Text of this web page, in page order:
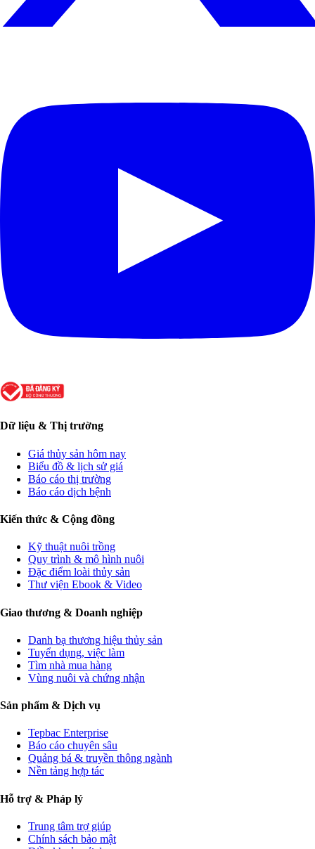
Dữ liệu & Thị trường
Giá thủy sản hôm nay
Biểu đồ & lịch sử giá
Báo cáo thị trường
Báo cáo dịch bệnh
Kiến thức & Cộng đồng
Kỹ thuật nuôi trồng
Quy trình & mô hình nuôi
Đặc điểm loài thủy sản
Thư viện Ebook & Video
Giao thương & Doanh nghiệp
Danh bạ thương hiệu thủy sản
Tuyển dụng, việc làm
Tìm nhà mua hàng
Vùng nuôi và chứng nhận
Sản phẩm & Dịch vụ
Tepbac Enterprise
Báo cáo chuyên sâu
Quảng bá & truyền thông ngành
Nền tảng hợp tác
Hỗ trợ & Pháp lý
Trung tâm trợ giúp
Chính sách bảo mật